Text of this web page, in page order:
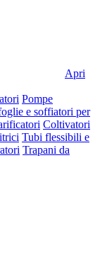
Apri
Pompe
e soffiatori per
Coltivatori
Tubi flessibili e
Trapani da